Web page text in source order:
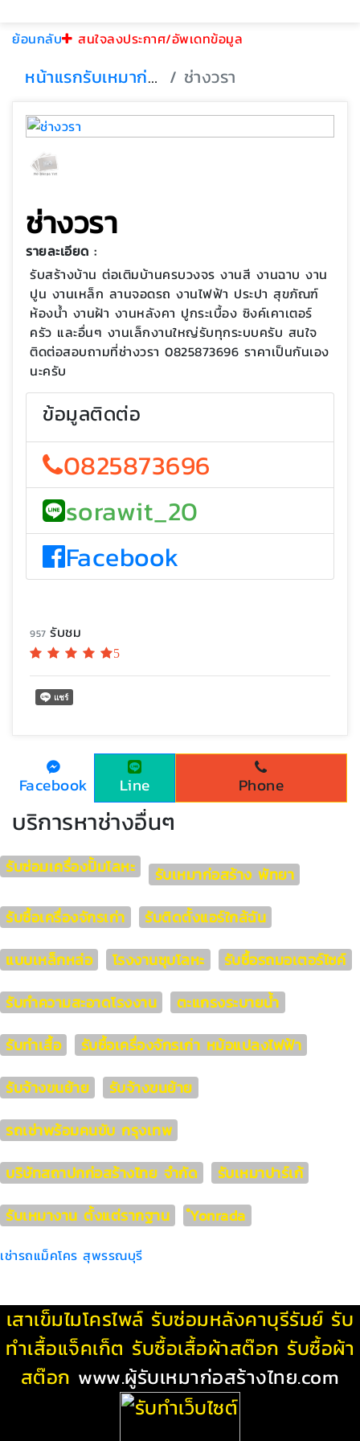
ย้อนกลับ สนใจลงประกาศ/อัพเดทข้อมูล
หน้าแรก รับเหมาก่อสร้าง ช่างวรา
ช่างวรา
รายละเอียด :
รับสร้างบ้าน ต่อเติมบ้านครบวงจร งานสี งานฉาบ งาน
ปูน งานเหล็ก ลานจอดรถ งานไฟฟ้า ประปา สุขภัณฑ์
ห้องน้ำ งานฝ้า งานหลังคา ปูกระเบื้อง ซิงค์เคาเตอร์
ครัว และอื่นๆ งานเล็กงานใหญ่รับทุกระบบครับ สนใจ
ติดต่อสอบถามที่ช่างวรา 0825873696 ราคาเป็นกันเอง
นะครับ
ข้อมูลติดต่อ
0825873696
sorawit_20
Facebook
957 รับชม
5
Facebook Line Phone
บริการหาช่างอื่นๆ
รับซ่อมเครื่องปั้มโลหะ
รับเหมาก่อสร้าง พัทยา
รับซื้อเครื่องจักรเก่า
รับติดตั้งแอร์ใกล้ฉัน
แบบเหล็กหล่อ
โรงงานชุบโลหะ
รับซื้อรถมอเตอร์ไซค์
รับทำความสะอาดโรงงาน
ตะแกรงระบายน้ำ
รับทำเสื้อ
รับซื้อเครื่องจักรเก่า หม้อแปลงไฟฟ้า
รับจ้างขนย้าย
รับจ้างขนย้าย
รถเช่าพร้อมคนขับ กรุงเทพ
บริษัทสถาปกก่อสร้างไทย จำกัด
รับเหมาปาร์เก้
รับเหมางาน ตั้งแต่รากฐาน
ํYonrada
เช่ารถแม็คโคร สุพรรณบุรี
เสาเข็มไมโครไพล์ รับซ่อมหลังคาบุรีรัมย์ รับ
ทําเสื้อแจ็คเก็ต รับซื้อเสื้อผ้าสต๊อก รับซื้อผ้า
สต๊อก www.ผู้รับเหมาก่อสร้างไทย.com